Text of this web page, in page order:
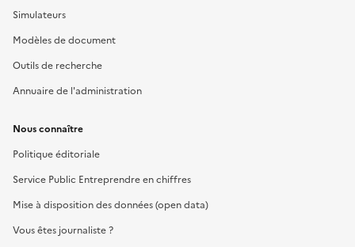
Simulateurs
Modèles de document
Outils de recherche
Annuaire de l'administration
Nous connaître
Politique éditoriale
Service Public Entreprendre en chiffres
Mise à disposition des données (open data)
Vous êtes journaliste ?